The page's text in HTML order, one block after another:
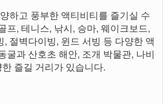
하고 풍부한 액티비티를 즐기실 수
프, 테니스, 낚시, 승마, 웨이크보드,
절벽다이빙, 윈드 서빙 등 다양한 액
굴과 산호초 해안, 조개 박물관, 나비
즐길 거리가 있습니다.